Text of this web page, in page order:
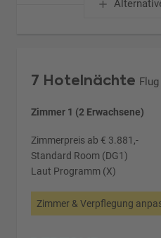
7 Hotelnächte
Zimmer 1 (2 Erwachsene)
Zimmerpreis ab € 3.881,-
Standard Room (DG1)
Laut Programm (X)
Zimmer & Verpflegung